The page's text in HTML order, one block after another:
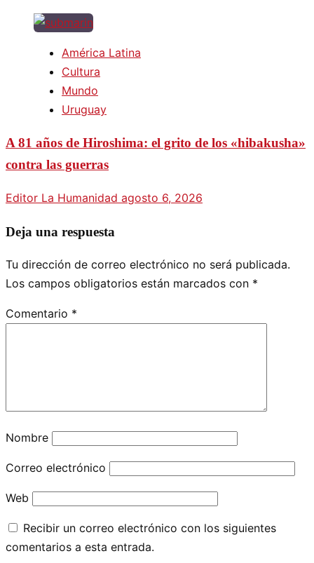
América Latina
Cultura
Mundo
Uruguay
A 81 años de Hiroshima: el grito de los «hibakusha»
contra las guerras
Editor La Humanidad agosto 6, 2026
Deja una respuesta
Tu dirección de correo electrónico no será publicada.
Los campos obligatorios están marcados con *
Comentario *
Nombre
Correo electrónico
Web
Recibir un correo electrónico con los siguientes
comentarios a esta entrada.